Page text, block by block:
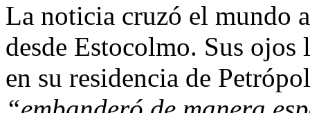
La noticia cruzó el mundo
desde Estocolmo. Sus
en su residencia de